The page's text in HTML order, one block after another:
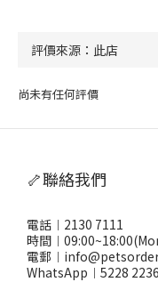
尚未有任何評價
🦴聯絡我們
電話︱2130 7111
時間
電郵
WhatsApp︱ 5228 2236